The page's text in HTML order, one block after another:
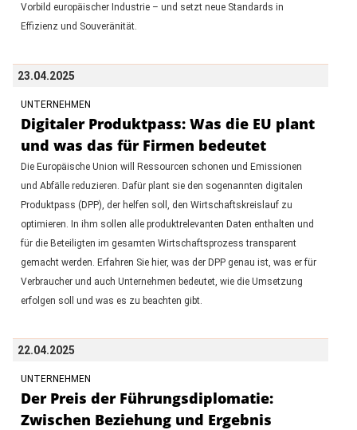
Vorbild europäischer Industrie – und setzt neue Standards in
Effizienz und Souveränität.
23.04.2025
UNTERNEHMEN
Digitaler Produktpass: Was die EU plant
und was das für Firmen bedeutet
Die Europäische Union will Ressourcen schonen und Emissionen
und Abfälle reduzieren. Dafür plant sie den sogenannten digitalen
Produktpass (DPP), der helfen soll, den Wirtschaftskreislauf zu
optimieren. In ihm sollen alle produktrelevanten Daten enthalten und
für die Beteiligten im gesamten Wirtschaftsprozess transparent
gemacht werden. Erfahren Sie hier, was der DPP genau ist, was er für
Verbraucher und auch Unternehmen bedeutet, wie die Umsetzung
erfolgen soll und was es zu beachten gibt.
22.04.2025
UNTERNEHMEN
Der Preis der Führungsdiplomatie:
Zwischen Beziehung und Ergebnis